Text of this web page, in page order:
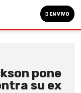
EN VIVO
pone
su ex